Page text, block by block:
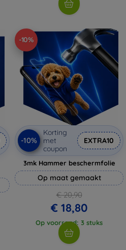
-10%
-10%
Korting
met
coupon
EXTRA10
3mk Hammer beschermfolie
Op maat gemaakt
€ 20,90
€ 18,80
Op voorraad: 3 stuks